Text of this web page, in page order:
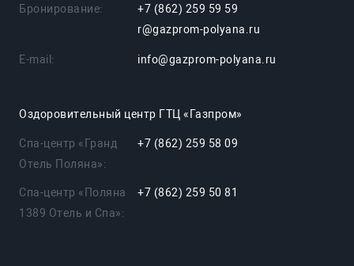
Бронирование:
+7 (862) 259 59 59
r@gazprom-polyana.ru
E-mail: info@gazprom-polyana.ru
Оздоровительный центр ГТЦ «Газпром»
Спа-центр «Гранд
Отель Поляна»:
+7 (862) 259 58 09
Спа-центр «Поляна
1389 Отель и Спа»:
+7 (862) 259 50 81